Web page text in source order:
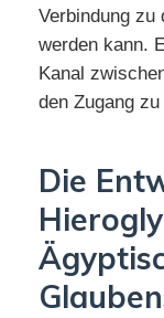
Verbindung zu
werden kann.
Kanal
den Zugang
Die